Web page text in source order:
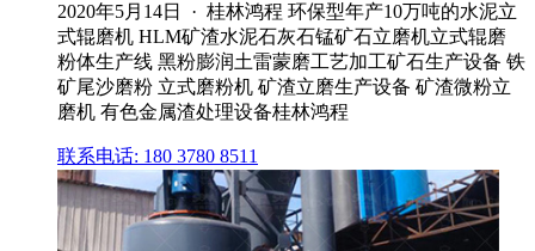
2020年5月14日 · 桂林鸿程 环保型年产10万吨的水泥立
式辊磨机 HLM矿渣水泥石灰石锰矿石立磨机立式辊磨
粉体生产线 黑粉膨润土雷蒙磨工艺加工矿石生产设备 铁
矿尾沙磨粉 立式磨粉机 矿渣立磨生产设备 矿渣微粉立
磨机 有色金属渣处理设备桂林鸿程
联系电话: 180 3780 8511